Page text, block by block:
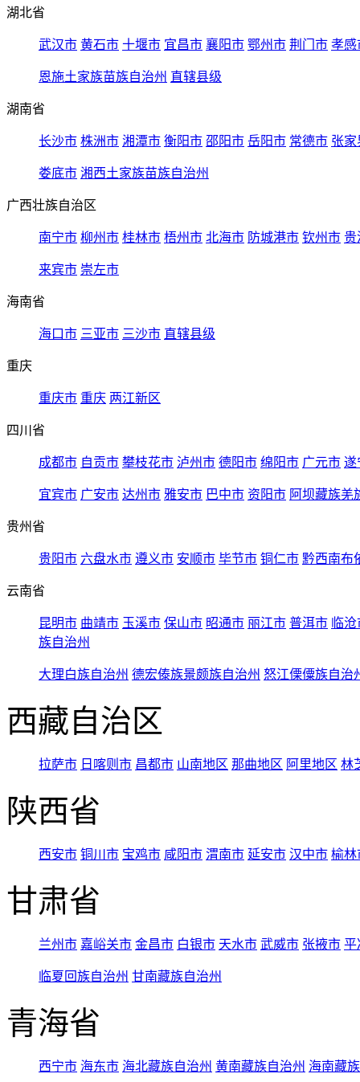
湖北省
武汉市 黄石市 十堰市 宜昌市 襄阳市 鄂州市 荆门市 孝感
恩施土家族苗族自治州 直辖县级
湖南省
长沙市 株洲市 湘潭市 衡阳市 邵阳市 岳阳市 常德市 张家
娄底市 湘西土家族苗族自治州
广西壮族自治区
南宁市 柳州市 桂林市 梧州市 北海市 防城港市 钦州市 贵
来宾市 崇左市
海南省
海口市 三亚市 三沙市 直辖县级
重庆
重庆市 重庆 两江新区
四川省
成都市 自贡市 攀枝花市 泸州市 德阳市 绵阳市 广元市 遂
宜宾市 广安市 达州市 雅安市 巴中市 资阳市 阿坝藏族羌
贵州省
贵阳市 六盘水市 遵义市 安顺市 毕节市 铜仁市 黔西南布
云南省
昆明市 曲靖市 玉溪市 保山市 昭通市 丽江市 普洱市 临
族自治州
大理白族自治州 德宏傣族景颇族自治州 怒江傈僳族自治
西藏自治区
拉萨市 日喀则市 昌都市 山南地区 那曲地区 阿里地区 林
陕西省
西安市 铜川市 宝鸡市 咸阳市 渭南市 延安市 汉中市 榆林
甘肃省
兰州市 嘉峪关市 金昌市 白银市 天水市 武威市 张掖市 平
临夏回族自治州 甘南藏族自治州
青海省
西宁市 海东市 海北藏族自治州 黄南藏族自治州 海南藏